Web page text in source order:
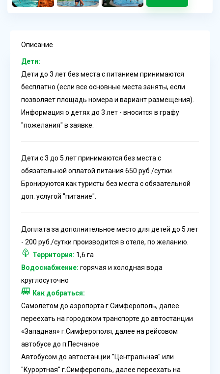
Описание
Дети:
Дети до 3 лет без места с питанием принимаются
бесплатно (если все основные места заняты, если
позволяет площадь номера и вариант размещения).
Информация о детях до 3 лет - вносится в графу
"пожелания" в заявке.
Дети с 3 до 5 лет принимаются без места с
обязательной оплатой питания 650 руб./сутки.
Бронируются как туристы без места с обязательной
доп. услугой "питание".
Доплата за дополнительное место для детей до 5 лет
- 200 руб./сутки производится в отеле, по желанию.
Территория: 1,6 га
Водоснабжение: горячая и холодная вода
круглосуточно
Как добраться:
Самолетом до аэропорта г.Симферополь, далее
переехать на городском транспорте до автостанции
«Западная» г.Симферополя, далее на рейсовом
автобусе до п.Песчаное
Автобусом до автостанции "Центральная" или
"Курортная" г.Симферополь, далее переехать на